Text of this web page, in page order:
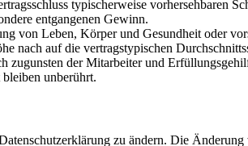
typischerweise vorhersehbaren
entgangenen Gewinn.
von Leben, Körper und Gesundheit oder
nach auf die vertragstypischen
zugunsten der Mitarbeiter und
unberührt.
zu ändern. Die